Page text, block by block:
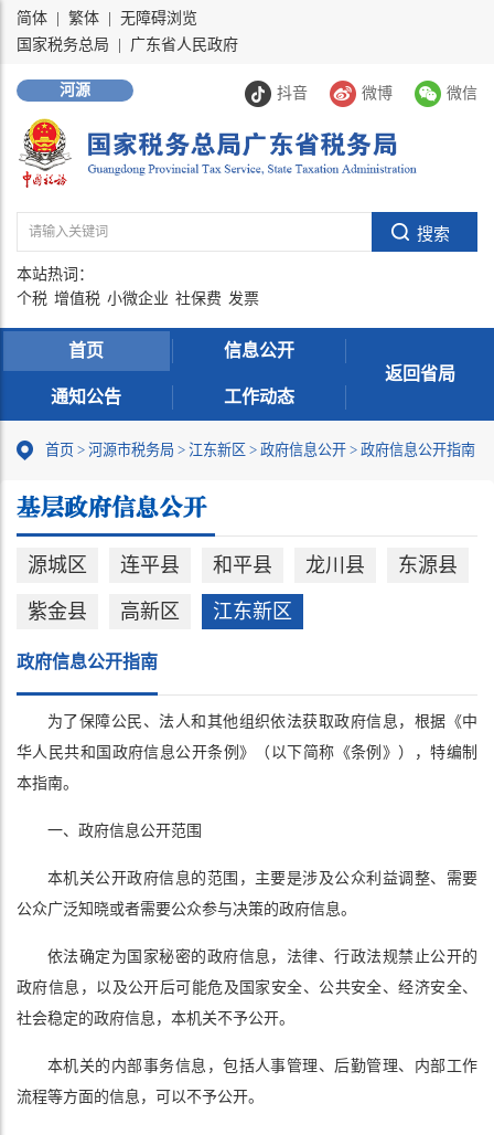
简体 繁体
无障碍浏览
国家税务总局
广东省人民政府
抖音 微博 微信
河源
本站热词：
个税 增值税 小微企业 社保费 发票
首页 信息公开
通知公告 工作动态
返回省局
首页 > 河源市税务局 > 江东新区 > 政府信息公开 > 政府信息公开指南
源城区 连平县 和平县 龙川县 东源县
紫金县 高新区 江东新区
政府信息公开指南
为了保障公民、法人和其他组织依法获取政府信息，根据《中
华人民共和国政府信息公开条例》（以下简称《条例》），特编制
本指南。
一、政府信息公开范围
本机关公开政府信息的范围，主要是涉及公众利益调整、需要
公众广泛知晓或者需要公众参与决策的政府信息。
依法确定为国家秘密的政府信息，法律、行政法规禁止公开的
政府信息，以及公开后可能危及国家安全、公共安全、经济安全、
社会稳定的政府信息，本机关不予公开。
本机关的内部事务信息，包括人事管理、后勤管理、内部工作
流程等方面的信息，可以不予公开。